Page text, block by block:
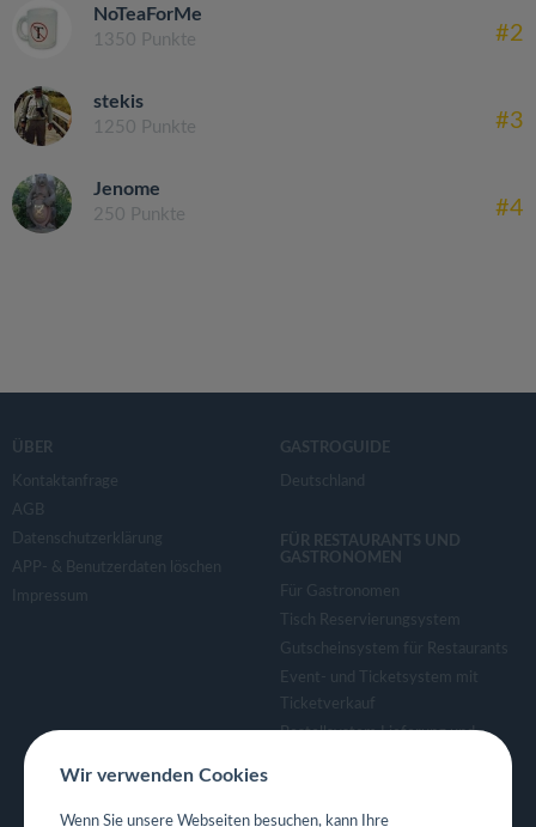
NoTeaForMe
1350 Punkte #2
stekis
1250 Punkte #3
Jenome
250 Punkte #4
ÜBER
Kontaktanfrage
AGB
Datenschutzerklärung
APP- & Benutzerdaten löschen
Impressum
GASTROGUIDE
Deutschland
FÜR RESTAURANTS UND
GASTRONOMEN
Für Gastronomen
Tisch Reservierungsystem
Gutscheinsystem für Restaurants
Event- und Ticketsystem mit
Ticketverkauf
Bestellsystem Lieferung und
Eigene App für Restaurant
Wir verwenden Cookies
Wenn Sie unsere Webseiten besuchen, kann Ihre